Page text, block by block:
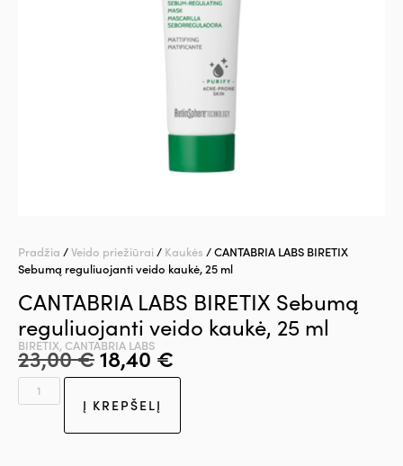
Pradžia /Veido priežiūrai / Kaukės / CANTABRIA LABS BIRETIX
Sebumą reguliuojanti veido kaukė, 25 ml
CANTABRIA LABS BIRETIX Sebumą
reguliuojanti veido kaukė, 25 ml
BIRETIX, CANTABRIA LABS
23,00€18,40€
Į KREPŠELĮ